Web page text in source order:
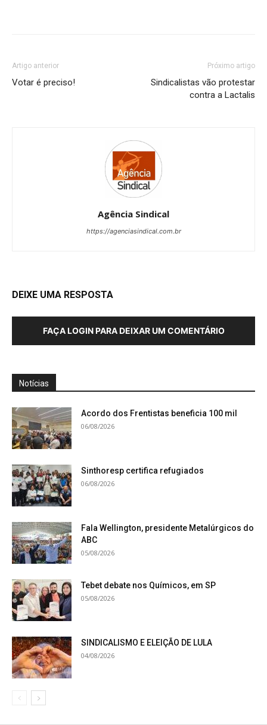
Artigo anterior
Votar é preciso!
Próximo artigo
Sindicalistas vão protestar
contra a Lactalis
Agência Sindical
https://agenciasindical.com.br
DEIXE UMA RESPOSTA
FAÇA LOGIN PARA DEIXAR UM COMENTÁRIO
Notícias
Acordo dos Frentistas beneficia 100 mil
06/08/2026
Sinthoresp certifica refugiados
06/08/2026
Fala Wellington, presidente Metalúrgicos do
ABC
05/08/2026
Tebet debate nos Químicos, em SP
05/08/2026
SINDICALISMO E ELEIÇÃO DE LULA
04/08/2026